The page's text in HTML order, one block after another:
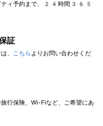
ビティ予約まで、24時間365
証
、 こちら よりお問い合わせくだ
行保険、Wi-Fiなど、ご希望にあ